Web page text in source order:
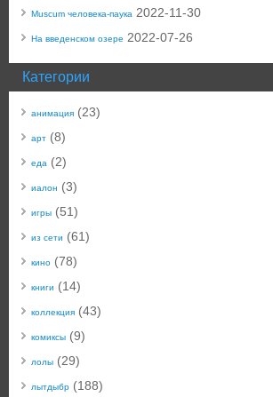
Muscum человека-паука 2022-11-30
На введенском озере 2022-07-26
Категории
анимация (23)
арт (8)
еда (2)
иалон (3)
игры (51)
из сети (61)
кино (78)
книги (14)
коллекция (43)
комиксы (9)
лолы (29)
лытдыбр (188)